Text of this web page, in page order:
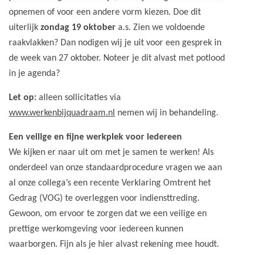
opnemen of voor een andere vorm kiezen. Doe dit
uiterlijk zondag 19 oktober a.s. Zien we voldoende
raakvlakken? Dan nodigen wij je uit voor een gesprek in
de week van 27 oktober. Noteer je dit alvast met potlood
in je agenda?
Let op: alleen sollicitaties via
www.werkenbijquadraam.nl nemen wij in behandeling.
Een veilige en fijne werkplek voor iedereen
We kijken er naar uit om met je samen te werken! Als
onderdeel van onze standaardprocedure vragen we aan
al onze collega’s een recente Verklaring Omtrent het
Gedrag (VOG) te overleggen voor indiensttreding.
Gewoon, om ervoor te zorgen dat we een veilige en
prettige werkomgeving voor iedereen kunnen
waarborgen. Fijn als je hier alvast rekening mee houdt.